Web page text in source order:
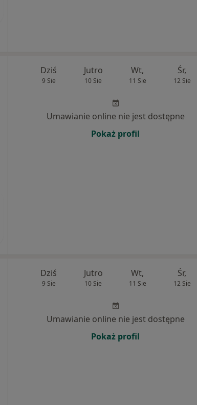
Dziś
9 Sie
Jutro
10 Sie
Wt,
11 Sie
Śr,
12 Sie
Umawianie online nie jest dostępne
Pokaż profil
Dziś
9 Sie
Jutro
10 Sie
Wt,
11 Sie
Śr,
12 Sie
Umawianie online nie jest dostępne
Pokaż profil